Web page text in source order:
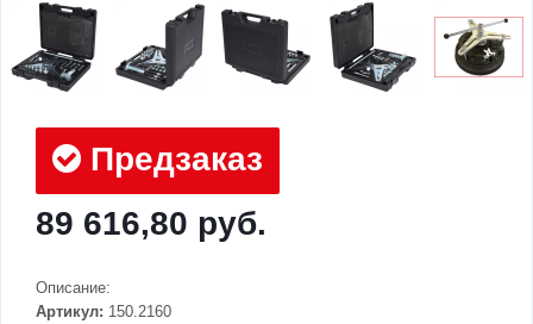
Предзаказ
89 616,80 руб.
Описание:
Артикул: 150.2160